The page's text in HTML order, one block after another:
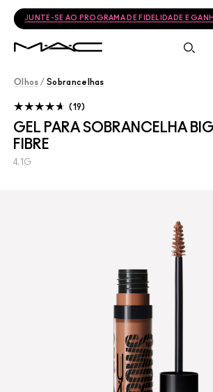
JUNTE-SE AO PROGRAMA DE FIDELIDADE E
Olhos / Sobrancelhas
GEL PARA SOBRANCELHA
FIBRE
4.1G
19